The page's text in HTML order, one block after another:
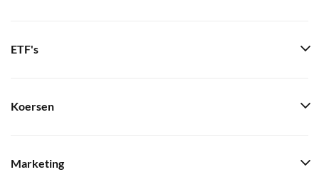
ETF's
Koersen
Marketing